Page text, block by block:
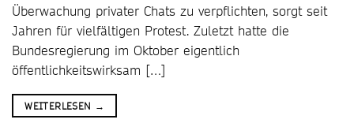
Überwachung privater Chats zu verpflichten, sorgt seit
Jahren für vielfältigen Protest. Zuletzt hatte die
Bundesregierung im Oktober eigentlich
öffentlichkeitswirksam […]
WEITERLESEN →